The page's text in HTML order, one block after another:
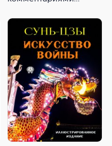
Виногродского